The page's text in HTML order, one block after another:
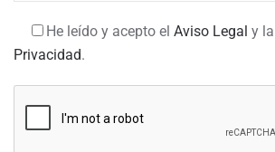
He leído y acepto el Aviso Legal y la
Privacidad.